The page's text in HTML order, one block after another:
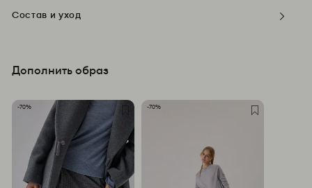
Состав и уход
Дополнить образ
-70% -70%